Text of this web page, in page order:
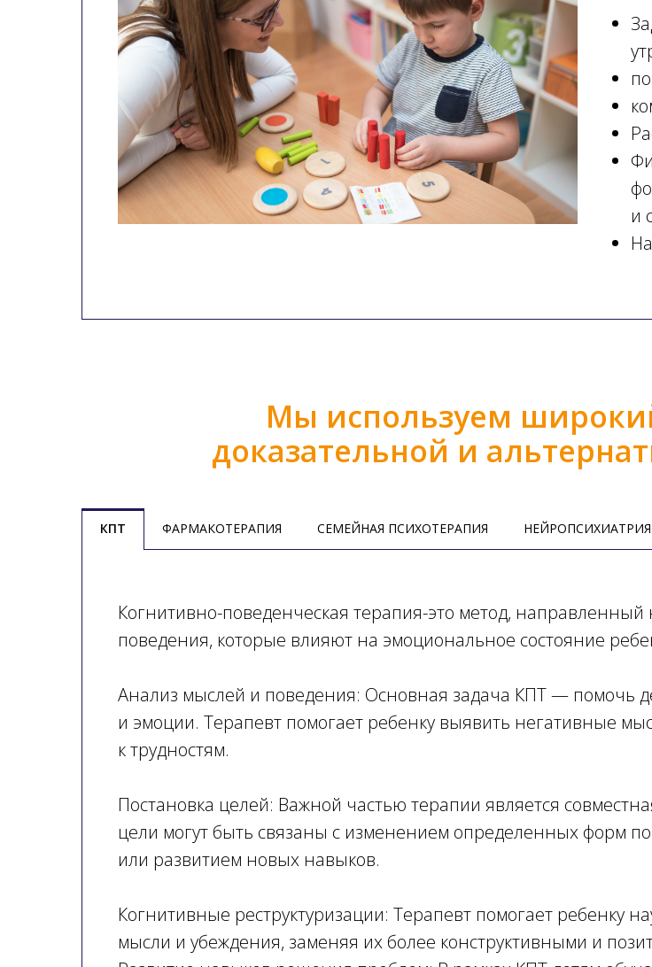
и
Мы используем
доказательной и
КПТ ФАРМАКОТЕРАПИЯ СЕМЕЙНАЯ ПСИХОТЕРАПИЯ НЕЙРОПСИХИАТРИЯ
Когнитивно-поведенческая терапия-это метод,
поведения, которые влияют на эмоциональное состояние
Анализ мыслей и поведения: Основная задача КПТ — помочь
и эмоции. Терапевт помогает ребенку выявить негативные
к трудностям.
Постановка целей: Важной частью терапии является
цели могут быть связаны с изменением определенных форм
или развитием новых навыков.
Когнитивные реструктуризации: Терапевт помогает ребенку
мысли и убеждения, заменяя их более конструктивными и